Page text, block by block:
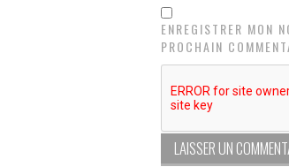
ENREGISTRER MON
PROCHAIN